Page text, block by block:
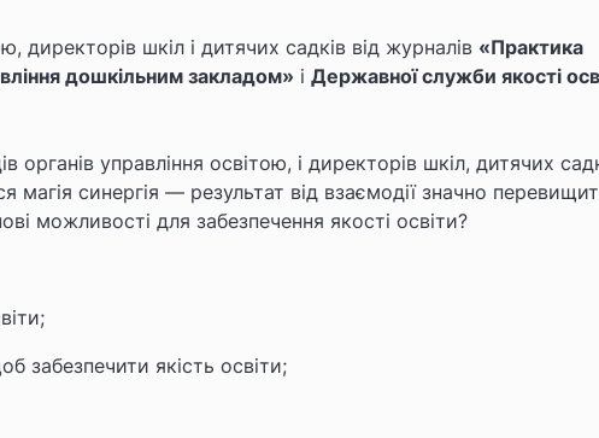
директорів шкіл і дитячих садків від журналів «Практика
дошкільним закладом» і Державної служби якості
органів управління освітою, і директорів шкіл, дитячих
магія синергія — результат від взаємодії значно
можливості для забезпечення якості освіти?
забезпечити якість освіти;